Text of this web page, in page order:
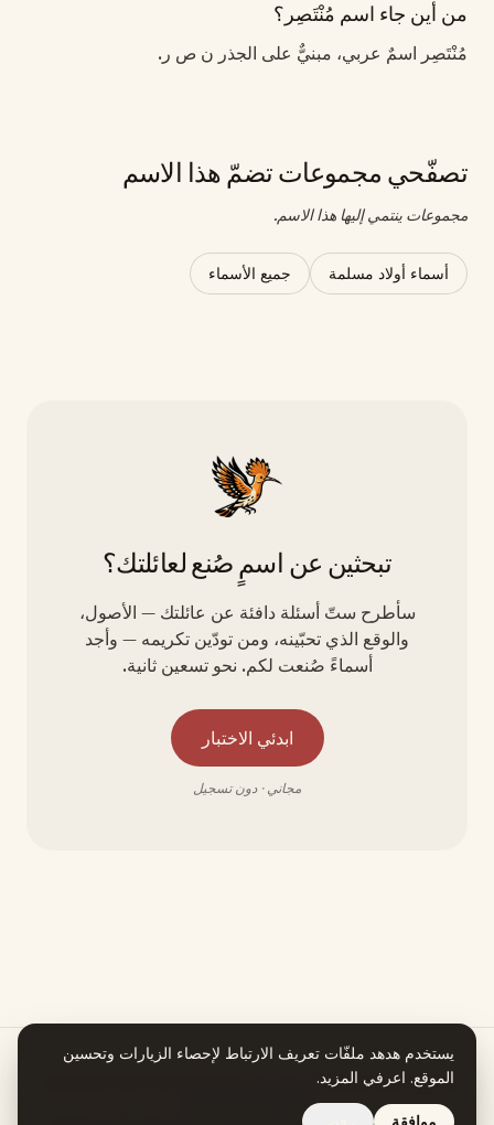
من أين جاء اسم مُنْتَصِر؟
مُنْتَصِر اسمٌ عربي، مبنيٌّ على الجذر ن ص ر.
تصفّحي مجموعات تضمّ هذا الاسم
مجموعات ينتمي إليها هذا الاسم.
أسماء أولاد مسلمة جميع الأسماء
تبحثين عن اسمٍ صُنع لعائلتك؟
سأطرح ستّ أسئلة دافئة عن عائلتك — الأصول،
والوقع الذي تحبّينه، ومن تودّين تكريمه — وأجد
أسماءً صُنعت لكم. نحو تسعين ثانية.
ابدئي الاختبار
مجاني · دون تسجيل
هدهد يعمل بمساعدة الذكاء الاصطناعي. كل معلومة في قصة اسمكِ تستند إلى
مصدر يمكنكِ التحقق منه.
يستخدم هدهد ملفّات تعريف الارتباط لإحصاء الزيارات وتحسين
الموقع. اعرفي المزيد.
موافقة